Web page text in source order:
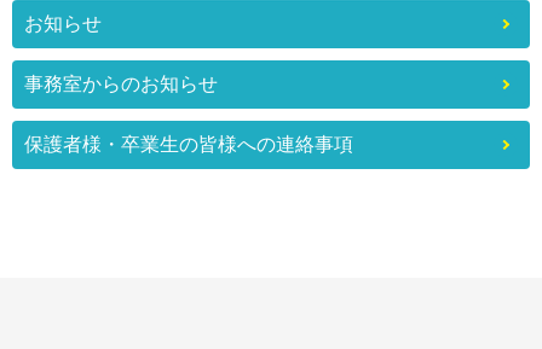
お知らせ
事務室からのお知らせ
保護者様・卒業生の皆様への連絡事項